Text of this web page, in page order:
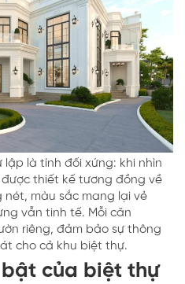
là tính đối xứng: khi nhìn
thiết kế tương đồng về
nét, màu sắc mang lại vẻ
vẫn tinh tế. Mỗi căn
riêng, đảm bảo sự thông
cho cả khu biệt thự.
của biệt thự